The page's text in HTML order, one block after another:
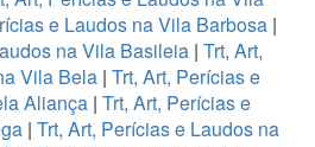
e Laudos na Vila Barbosa|
na Vila Basileia | Trt, Art,
Vila Bela | Trt, Art, Perícias e
Aliança| Trt, Art, Perícias e
| Trt, Art, Perícias e Laudos na